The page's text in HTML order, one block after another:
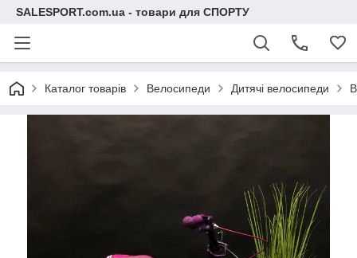
SALESPORT.com.ua - товари для СПОРТУ
Каталог товарів Велосипеди Дитячі велосипеди